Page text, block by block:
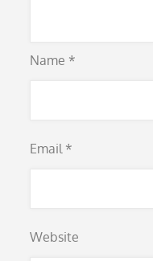
Name *
Email *
Website